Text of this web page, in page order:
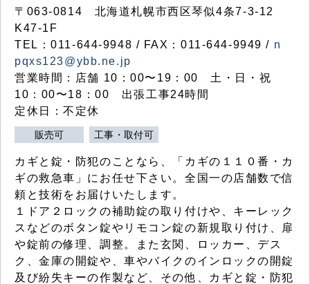
〒063-0814 北海道札幌市西区琴似4条7-3-12
K47-1F
TEL：011-644-9948 / FAX：011-644-9949 / n
pqxs123@ybb.ne.jp
営業時間：店舗 10：00〜19：00 土・日・祝
10：00〜18：00 出張工事24時間
定休日：不定休
販売可 工事・取付可
カギと錠・防犯のことなら、「カギの１１０番・カ
ギの救急車」にお任せ下さい。全国一の店舗数で信
頼と技術をお届けいたします。
１ドア２ロックの補助錠の取り付けや、キーレック
スなどのボタン錠やリモコン錠の新規取り付け、扉
や錠前の修理、調整。また玄関、ロッカー、デス
ク、金庫の開錠や、車やバイクのインロックの開錠
及び紛失キーの作製など、その他、カギと錠・防犯